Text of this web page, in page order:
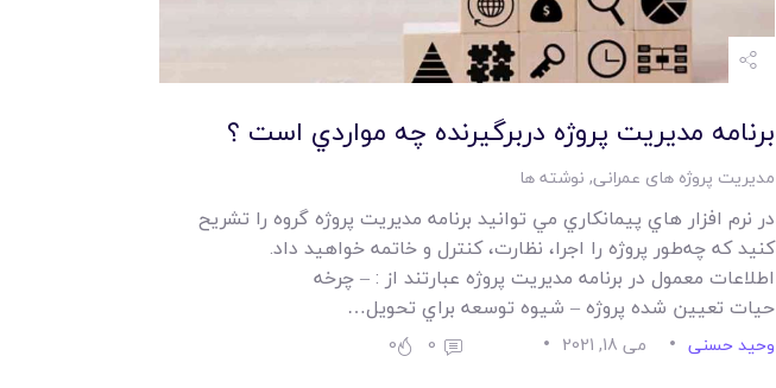
برنامه مديريت پروژه دربرگيرنده چه مواردي است ؟
مدیریت پروژه های عمرانی, نوشته ها
در نرم افزار هاي پيمانکاري مي توانيد برنامه مديريت پروژه گروه را تشريح
کنيد که چه‌طور پروژه را اجرا، نظارت، کنترل و خاتمه خواهيد داد.
اطلاعات معمول در برنامه مديريت پروژه عبارتند از : – چرخه
حيات تعيين شده پروژه – شيوه توسعه براي تحويل…
وحید حسنی می 18, 2021 0
0